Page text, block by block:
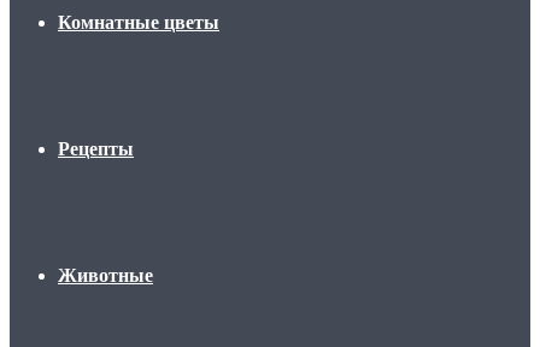
Комнатные цветы
Рецепты
Животные